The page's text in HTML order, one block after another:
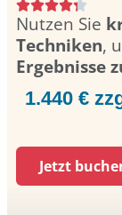
Nutzen Sie
Techniken,
Ergebnisse
1.440 €
Jetzt